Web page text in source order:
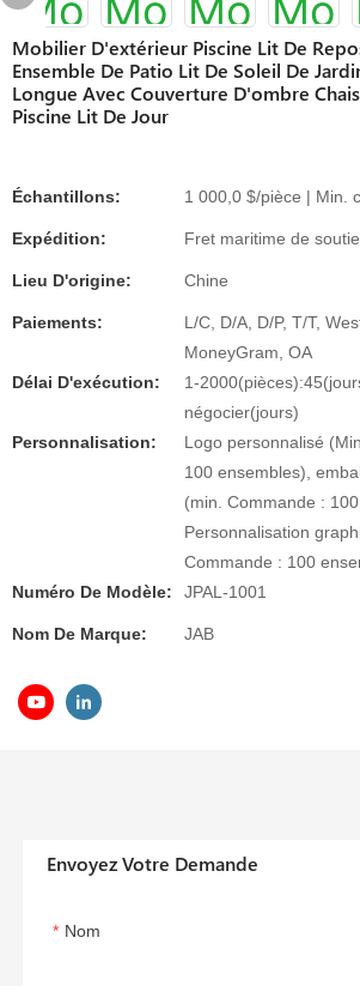
Mobilier D'extérieur Piscine Lit De
Ensemble De Patio Lit De Soleil De
Longue Avec Couverture D'ombre
Piscine Lit De Jour
Échantillons: 1 000,0 $/pièce | Min.
Expédition: Fret maritime de
Lieu D'origine: Chine
Paiements:
L/C, D/A, D/P, T/T,
MoneyGram, OA
Délai D'exécution:
1-
négocier(jours)
Personnalisation:
Logo personnalisé
100 ensembles),
(min. Commande :
Personnalisation
Commande : 100
Numéro De Modèle:
JPAL-1001
Nom De Marque: JAB
Envoyez Votre Demande
Nom